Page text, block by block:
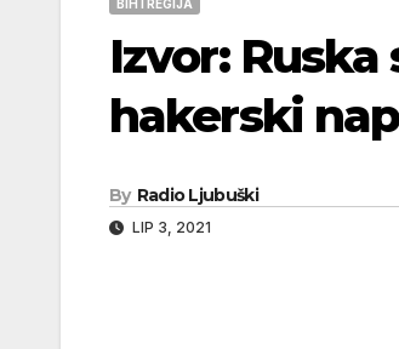
BIH I REGIJA
Izvor:
hakerski
By Radio Ljubuški
LIP 3, 2021